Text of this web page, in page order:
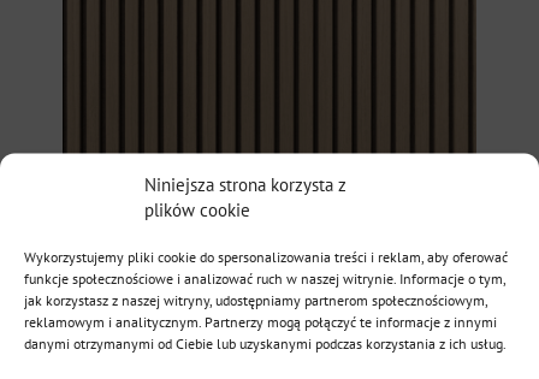
Niniejsza strona korzysta z
plików cookie
Wykorzystujemy pliki cookie do spersonalizowania treści i reklam, aby oferować
funkcje społecznościowe i analizować ruch w naszej witrynie. Informacje o tym,
jak korzystasz z naszej witryny, udostępniamy partnerom społecznościowym,
reklamowym i analitycznym. Partnerzy mogą połączyć te informacje z innymi
danymi otrzymanymi od Ciebie lub uzyskanymi podczas korzystania z ich usług.